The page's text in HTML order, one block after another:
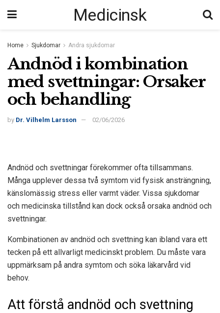
Medicinsk
Home Sjukdomar Andra sjukdomar
Andnöd i kombination
med svettningar: Orsaker
och behandling
by Dr. Vilhelm Larsson 02/06/2026
Andnöd och svettningar förekommer ofta tillsammans.
Många upplever dessa två symtom vid fysisk ansträngning,
känslomässig stress eller varmt väder. Vissa sjukdomar
och medicinska tillstånd kan dock också orsaka andnöd och
svettningar.
Kombinationen av andnöd och svettning kan ibland vara ett
tecken på ett allvarligt medicinskt problem. Du måste vara
uppmärksam på andra symtom och söka läkarvård vid
behov.
Att förstå andnöd och svettning